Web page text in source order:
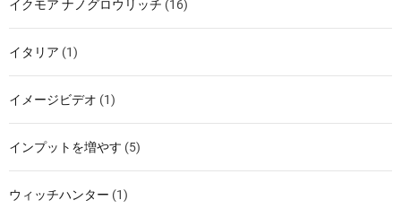
イクモア ナノグロウリッチ (16)
イタリア (1)
イメージビデオ (1)
インプットを増やす (5)
ウィッチハンター (1)